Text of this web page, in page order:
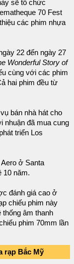
sẽ tổ chức
70 Fest
các phim nhựa
22 đến ngày 27
Wonderful Story of
cùng với các phim
hai phim đều từ
bán nhà hát cho
nhuận đã mua cung
triển Los
ở Santa
10 năm.
đánh giá cao ở
chiếu phim này
thống âm thanh
phim 70mm lần
rạp Bắc Mỹ